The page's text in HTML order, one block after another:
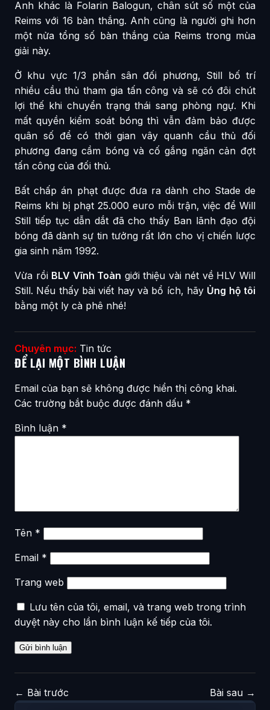
Anh khác là Folarin Balogun, chân sút số một của
Reims với 16 bàn thắng. Anh cũng là người ghi hơn
một nửa tổng số bàn thắng của Reims trong mùa
giải này.
Ở khu vực 1/3 phần sân đối phương, Still bố trí
nhiều cầu thủ tham gia tấn công và sẽ có đôi chút
lợi thế khi chuyển trạng thái sang phòng ngự. Khi
mất quyền kiểm soát bóng thì vẫn đảm bảo được
quân số để có thời gian vây quanh cầu thủ đối
phương đang cầm bóng và cố gắng ngăn cản đợt
tấn công của đối thủ.
Bất chấp án phạt được đưa ra dành cho Stade de
Reims khi bị phạt 25.000 euro mỗi trận, việc để Will
Still tiếp tục dẫn dắt đã cho thấy Ban lãnh đạo đội
bóng đã dành sự tin tưởng rất lớn cho vị chiến lược
gia sinh năm 1992.
Vừa rồi BLV Vĩnh Toàn giới thiệu vài nét về HLV Will
Still. Nếu thấy bài viết hay và bổ ích, hãy Ủng hộ tôi
bằng một ly cà phê nhé!
Chuyên mục: Tin tức
ĐỂ LẠI MỘT BÌNH LUẬN
Email của bạn sẽ không được hiển thị công khai.
Các trường bắt buộc được đánh dấu *
Bình luận *
Tên *
Email *
Trang web
Lưu tên của tôi, email, và trang web trong trình
duyệt này cho lần bình luận kế tiếp của tôi.
← Bài trước Bài sau →